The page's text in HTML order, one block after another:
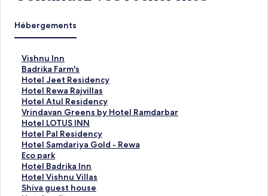
Hébergements
Vishnu Inn
L
i
e
n
o
u
v
r
a
n
t
l
a
Badrika Farm's
L
i
e
n
o
u
v
r
a
n
t
l
Hotel Jeet Residency
L
i
e
n
o
u
v
r
a
n
t
Hotel Rewa Rajvillas
L
i
e
n
o
u
v
r
a
n
Hotel Atul Residency
L
i
e
n
o
u
v
r
a
Vrindavan Greens by Hotel Ramdarbar
L
i
e
n
o
u
v
r
Hotel LOTUS INN
L
i
e
n
o
u
v
Hotel Pal Residency
L
i
e
n
o
u
Hotel Samdariya Gold - Rewa
L
i
e
n
o
Eco park
L
i
e
n
Hotel Badrika Inn
L
i
e
Hotel Vishnu Villas
L
iShiva guest house
L